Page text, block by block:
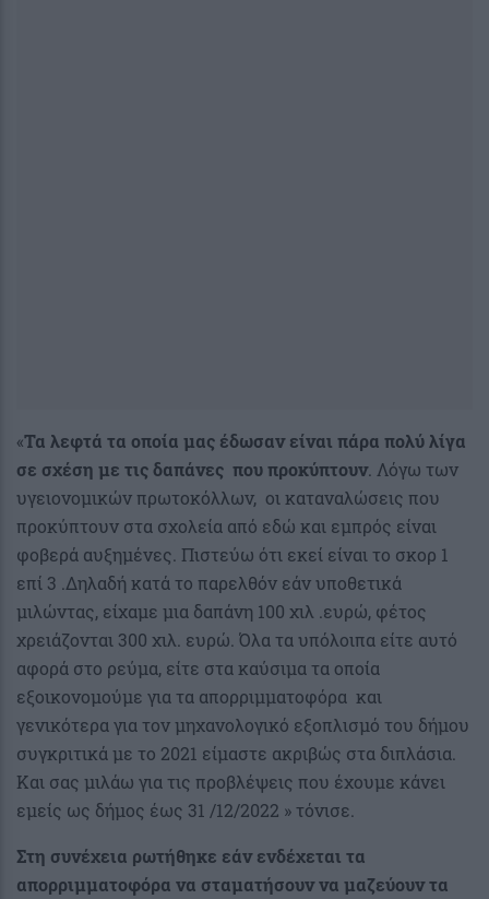
«Τα λεφτά τα οποία μας έδωσαν είναι πάρα πολύ λίγα
σε σχέση με τις δαπάνες που προκύπτουν. Λόγω των
υγειονομικών πρωτοκόλλων, οι καταναλώσεις που
προκύπτουν στα σχολεία από εδώ και εμπρός είναι
φοβερά αυξημένες. Πιστεύω ότι εκεί είναι το σκορ 1
επί 3 .Δηλαδή κατά το παρελθόν εάν υποθετικά
μιλώντας, είχαμε μια δαπάνη 100 χιλ .ευρώ, φέτος
χρειάζονται 300 χιλ. ευρώ. Όλα τα υπόλοιπα είτε αυτό
αφορά στο ρεύμα, είτε στα καύσιμα τα οποία
εξοικονομούμε για τα απορριμματοφόρα και
γενικότερα για τον μηχανολογικό εξοπλισμό του δήμου
συγκριτικά με το 2021 είμαστε ακριβώς στα διπλάσια.
Και σας μιλάω για τις προβλέψεις που έχουμε κάνει
εμείς ως δήμος έως 31 /12/2022 » τόνισε.
Στη συνέχεια ρωτήθηκε εάν ενδέχεται τα
απορριμματοφόρα να σταματήσουν να μαζεύουν τα